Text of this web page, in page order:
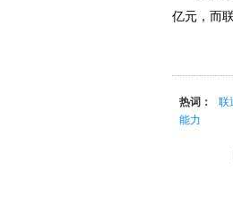
亿元，而
热词： 联
能力